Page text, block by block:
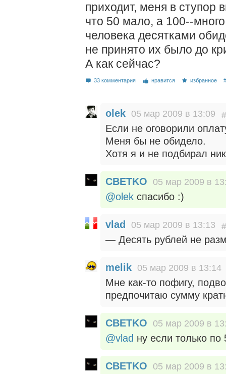
приходит, меня в ступор
что 50 мало, а 100--
человека десятками
не принято их было до
А как сейчас?
33 комментария нравится избранное
olek 05 мар 2009 в 13:09
Если не оговорили
Меня бы не обидело.
Хотя я и не подбирал
CBETKO 05 мар 2009 в
@olek спасибо :)
vlad 05 мар 2009 в 13:13
— Десять рублей не
melik 05 мар 2009 в 13:14
Мне как-то пофигу,
предпочитаю сумму
CBETKO 05 мар 2009 в
@vlad ну если только по
CBETKO 05 мар 2009 в